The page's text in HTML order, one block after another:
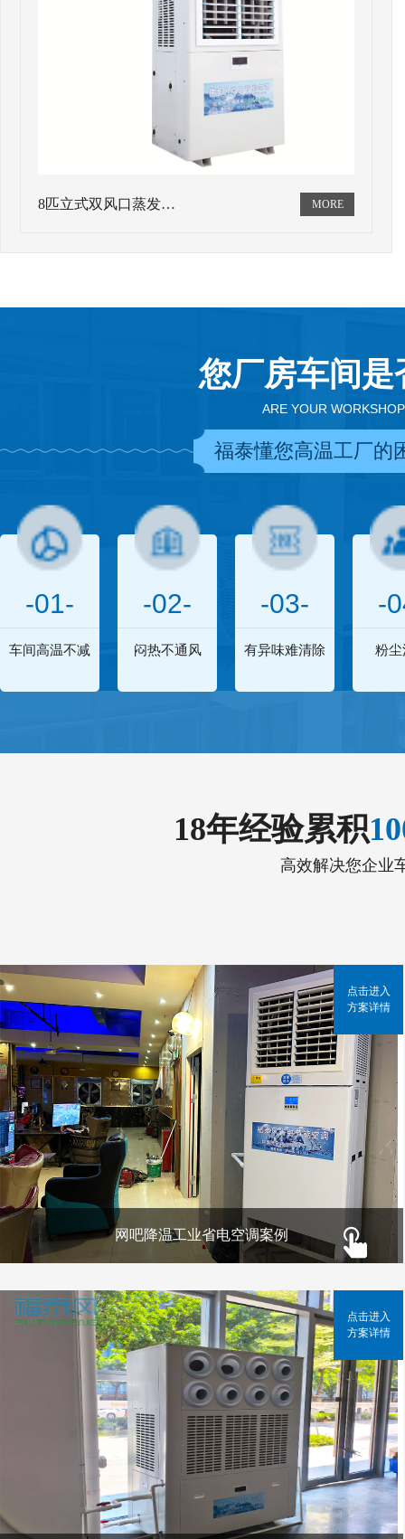
8匹立式双风口蒸发…
您厂房车间
ARE YOUR
福泰懂您高温工厂的
-01-
车间高温不减
-02-
闷热不通风
-03-
有异味难清除
-
粉尘
18年经验累积
高效解决您企业
网吧降温工业省电空调案例
点击进入
方案详情
点击进入
方案详情